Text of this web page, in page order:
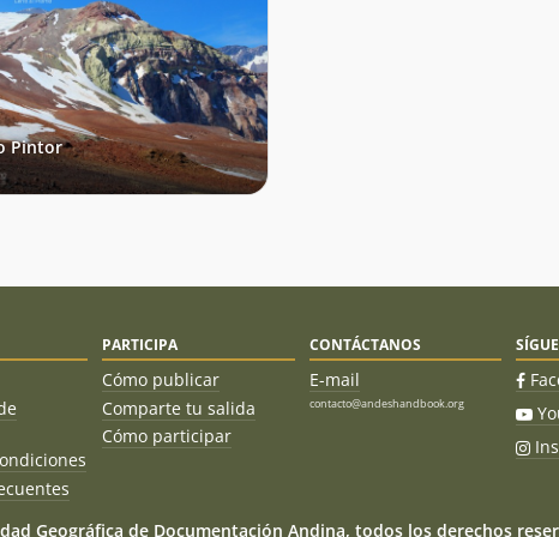
Pintor
PARTICIPA
Cómo publicar
Comparte tu salida
Cómo participar
CONTÁCTANOS
E-mail
contacto@andeshandbook.org
Geográfica de Documentación Andina, todos los derechos